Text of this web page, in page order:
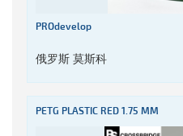
PROdevelop
俄罗斯 莫斯科
PETG PLASTIC RED 1.75 MM